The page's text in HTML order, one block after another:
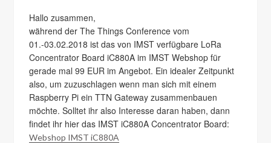
Hallo zusammen,
während der The Things Conference vom
01.-03.02.2018 ist das von IMST verfügbare LoRa
Concentrator Board iC880A im IMST Webshop für
gerade mal 99 EUR im Angebot. Ein idealer Zeitpunkt
also, um zuzuschlagen wenn man sich mit einem
Raspberry Pi ein TTN Gateway zusammenbauen
möchte. Solltet ihr also Interesse daran haben, dann
findet ihr hier das IMST iC880A Concentrator Board:
Webshop IMST iC880A